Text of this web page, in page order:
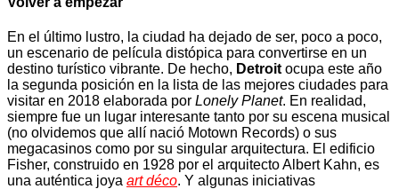
En el último lustro, la ciudad ha dejado de ser, poco a poco,
un escenario de película distópica para convertirse en un
destino turístico vibrante. De hecho, Detroitocupa este año
la segunda posición en la lista de las mejores ciudades para
visitar en 2018 elaborada por Lonely Planet. En realidad,
siempre fue un lugar interesante tanto por su escena musical
(no olvidemos que allí nació Motown Records) o sus
megacasinos como por su singular arquitectura. El edificio
Fisher, construido en 1928 por el arquitecto Albert Kahn, es
una auténtica joya art déco. Y algunas iniciativas